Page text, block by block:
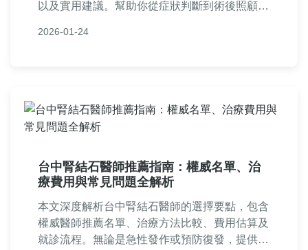
以及實用建議。幫助你從症狀判斷到術後照顧，
2026-01-24
台中腎結石醫師推薦指南：權威名單、治
療費用與常見問題全解析
本文深度解析台中腎結石醫師的選擇要點，包含
權威醫師推薦名單、治療方法比較、費用估算及
就診流程。無論是急性發作或預防復發，提供實